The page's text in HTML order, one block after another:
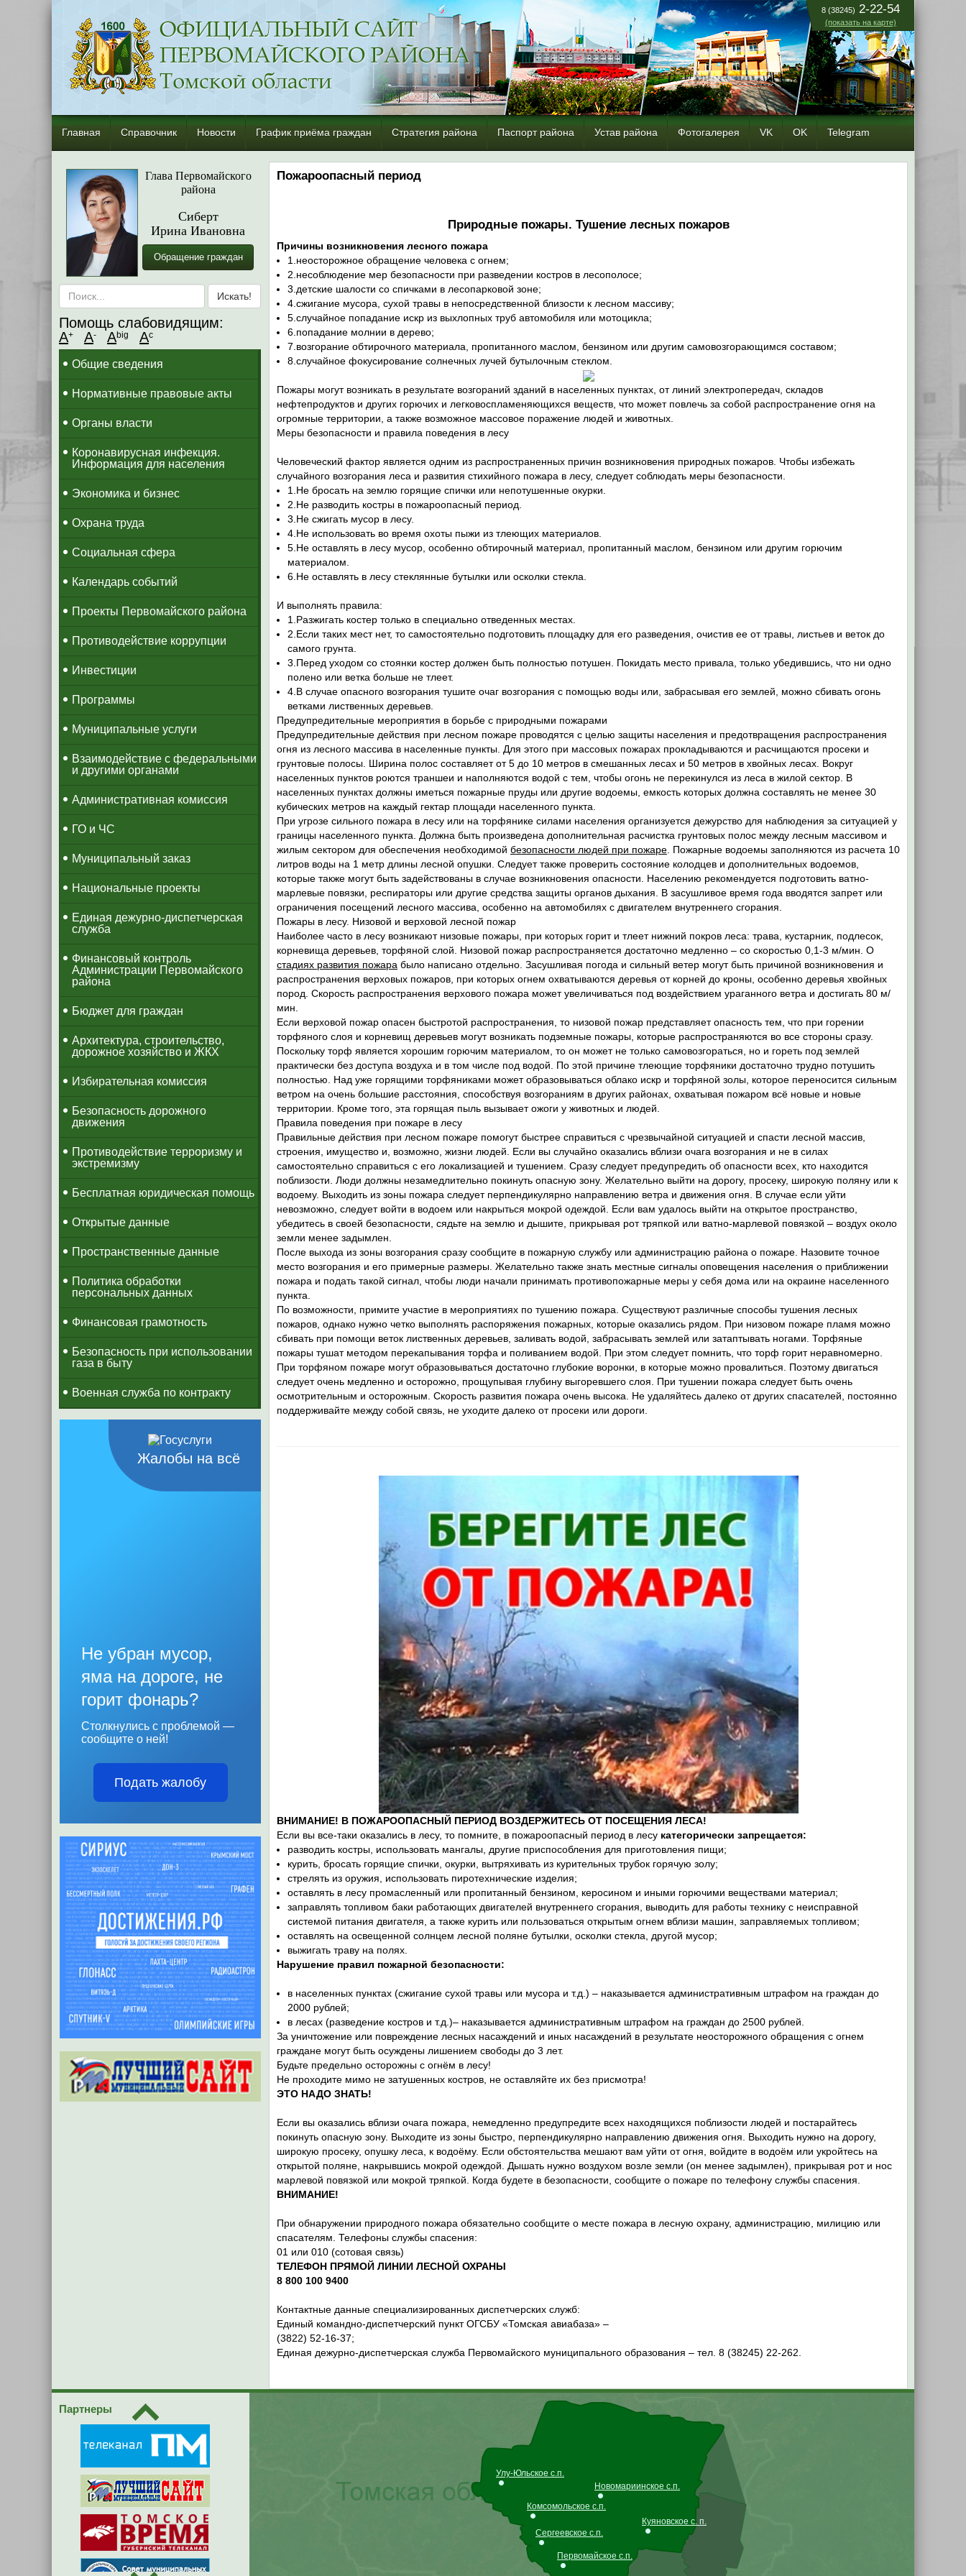
8 (38245) 2-22-54
(показать на карте)
Главная Справочник Новости График приёма граждан Стратегия района Паспорт района Устав района Фотогалерея VK OK Telegram
Глава Первомайского
района
Сиберт
Ирина Ивановна
Обращение граждан
Помощь слабовидящим:
A+ A- Abig Ac
Общие сведения
Нормативные правовые акты
Органы власти
Коронавирусная инфекция.
Информация для населения
Экономика и бизнес
Охрана труда
Социальная сфера
Календарь событий
Проекты Первомайского района
Противодействие коррупции
Инвестиции
Программы
Муниципальные услуги
Взаимодействие с федеральными
и другими органами
Административная комиссия
ГО и ЧС
Муниципальный заказ
Национальные проекты
​Единая дежурно-диспетчерская
служба
​Финансовый контроль
Администрации Первомайского
района
Бюджет для граждан
Архитектура, строительство,
дорожное хозяйство и ЖКХ
Избирательная комиссия
Безопасность дорожного
движения
Противодействие терроризму и
экстремизму
Бесплатная юридическая помощь
Открытые данные
Пространственные данные
Политика обработки
персональных данных
Финансовая грамотность
Безопасность при использовании
газа в быту
Военная служба по контракту
Жалобы на всё
Не убран мусор,
яма на дороге, не
горит фонарь?
Столкнулись с проблемой —
сообщите о ней!
Подать жалобу
Пожароопасный период
Природные пожары. Тушение лесных пожаров
Причины возникновения лесного пожара
1.неосторожное обращение человека с огнем;
2.несоблюдение мер безопасности при разведении костров в лесополосе;
3.детские шалости со спичками в лесопарковой зоне;
4.сжигание мусора, сухой травы в непосредственной близости к лесном массиву;
5.случайное попадание искр из выхлопных труб автомобиля или мотоцикла;
6.попадание молнии в дерево;
7.возгорание обтирочного материала, пропитанного маслом, бензином или другим самовозгорающимся составом;
8.случайное фокусирование солнечных лучей бутылочным стеклом.
Пожары могут возникать в результате возгораний зданий в населенных пунктах, от линий электропередач, складов
нефтепродуктов и других горючих и легковоспламеняющихся веществ, что может повлечь за собой распространение огня на
огромные территории, а также возможное массовое поражение людей и животных.
Меры безопасности и правила поведения в лесу
Человеческий фактор является одним из распространенных причин возникновения природных пожаров. Чтобы избежать
случайного возгорания леса и развития стихийного пожара в лесу, следует соблюдать меры безопасности.
1.Не бросать на землю горящие спички или непотушенные окурки.
2.Не разводить костры в пожароопасный период.
3.Не сжигать мусор в лесу.
4.Не использовать во время охоты пыжи из тлеющих материалов.
5.Не оставлять в лесу мусор, особенно обтирочный материал, пропитанный маслом, бензином или другим горючим
материалом.
6.Не оставлять в лесу стеклянные бутылки или осколки стекла.
И выполнять правила:
1.Разжигать костер только в специально отведенных местах.
2.Если таких мест нет, то самостоятельно подготовить площадку для его разведения, очистив ее от травы, листьев и веток до
самого грунта.
3.Перед уходом со стоянки костер должен быть полностью потушен. Покидать место привала, только убедившись, что ни одно
полено или ветка больше не тлеет.
4.В случае опасного возгорания тушите очаг возгорания с помощью воды или, забрасывая его землей, можно сбивать огонь
ветками лиственных деревьев.
Предупредительные мероприятия в борьбе с природными пожарами
Предупредительные действия при лесном пожаре проводятся с целью защиты населения и предотвращения распространения
огня из лесного массива в населенные пункты. Для этого при массовых пожарах прокладываются и расчищаются просеки и
грунтовые полосы. Ширина полос составляет от 5 до 10 метров в смешанных лесах и 50 метров в хвойных лесах. Вокруг
населенных пунктов роются траншеи и наполняются водой с тем, чтобы огонь не перекинулся из леса в жилой сектор. В
населенных пунктах должны иметься пожарные пруды или другие водоемы, емкость которых должна составлять не менее 30
кубических метров на каждый гектар площади населенного пункта.
При угрозе сильного пожара в лесу или на торфянике силами населения организуется дежурство для наблюдения за ситуацией у
границы населенного пункта. Должна быть произведена дополнительная расчистка грунтовых полос между лесным массивом и
жилым сектором для обеспечения необходимой безопасности людей при пожаре . Пожарные водоемы заполняются из расчета 10
литров воды на 1 метр длины лесной опушки. Следует также проверить состояние колодцев и дополнительных водоемов,
которые также могут быть задействованы в случае возникновения опасности. Населению рекомендуется подготовить ватно-
марлевые повязки, респираторы или другие средства защиты органов дыхания. В засушливое время года вводятся запрет или
ограничения посещений лесного массива, особенно на автомобилях с двигателем внутреннего сгорания.
Пожары в лесу. Низовой и верховой лесной пожар
Наиболее часто в лесу возникают низовые пожары, при которых горит и тлеет нижний покров леса: трава, кустарник, подлесок,
корневища деревьев, торфяной слой. Низовой пожар распространяется достаточно медленно – со скоростью 0,1-3 м/мин. О
стадиях развития пожара было написано отдельно. Засушливая погода и сильный ветер могут быть причиной возникновения и
распространения верховых пожаров, при которых огнем охватываются деревья от корней до кроны, особенно деревья хвойных
пород. Скорость распространения верхового пожара может увеличиваться под воздействием ураганного ветра и достигать 80 м/
мин.
Если верховой пожар опасен быстротой распространения, то низовой пожар представляет опасность тем, что при горении
торфяного слоя и корневищ деревьев могут возникать подземные пожары, которые распространяются во все стороны сразу.
Поскольку торф является хорошим горючим материалом, то он может не только самовозгораться, но и гореть под землей
практически без доступа воздуха и в том числе под водой. По этой причине тлеющие торфяники достаточно трудно потушить
полностью. Над уже горящими торфяниками может образовываться облако искр и торфяной золы, которое переносится сильным
ветром на очень большие расстояния, способствуя возгораниям в других районах, охватывая пожаром всё новые и новые
территории. Кроме того, эта горящая пыль вызывает ожоги у животных и людей.
Правила поведения при пожаре в лесу
Правильные действия при лесном пожаре помогут быстрее справиться с чрезвычайной ситуацией и спасти лесной массив,
строения, имущество и, возможно, жизни людей. Если вы случайно оказались вблизи очага возгорания и не в силах
самостоятельно справиться с его локализацией и тушением. Сразу следует предупредить об опасности всех, кто находится
поблизости. Люди должны незамедлительно покинуть опасную зону. Желательно выйти на дорогу, просеку, широкую поляну или к
водоему. Выходить из зоны пожара следует перпендикулярно направлению ветра и движения огня. В случае если уйти
невозможно, следует войти в водоем или накрыться мокрой одеждой. Если вам удалось выйти на открытое пространство,
убедитесь в своей безопасности, сядьте на землю и дышите, прикрывая рот тряпкой или ватно-марлевой повязкой – воздух около
земли менее задымлен.
После выхода из зоны возгорания сразу сообщите в пожарную службу или администрацию района о пожаре. Назовите точное
место возгорания и его примерные размеры. Желательно также знать местные сигналы оповещения населения о приближении
пожара и подать такой сигнал, чтобы люди начали принимать противопожарные меры у себя дома или на окраине населенного
пункта.
По возможности, примите участие в мероприятиях по тушению пожара. Существуют различные способы тушения лесных
пожаров, однако нужно четко выполнять распоряжения пожарных, которые оказались рядом. При низовом пожаре пламя можно
сбивать при помощи веток лиственных деревьев, заливать водой, забрасывать землей или затаптывать ногами. Торфяные
пожары тушат методом перекапывания торфа и поливанием водой. При этом следует помнить, что торф горит неравномерно.
При торфяном пожаре могут образовываться достаточно глубокие воронки, в которые можно провалиться. Поэтому двигаться
следует очень медленно и осторожно, прощупывая глубину выгоревшего слоя. При тушении пожара следует быть очень
осмотрительным и осторожным. Скорость развития пожара очень высока. Не удаляйтесь далеко от других спасателей, постоянно
поддерживайте между собой связь, не уходите далеко от просеки или дороги.
ВНИМАНИЕ! В ПОЖАРООПАСНЫЙ ПЕРИОД ВОЗДЕРЖИТЕСЬ ОТ ПОСЕЩЕНИЯ ЛЕСА!
Если вы все-таки оказались в лесу, то помните, в пожароопасный период в лесу категорически запрещается:
разводить костры, использовать мангалы, другие приспособления для приготовления пищи;
курить, бросать горящие спички, окурки, вытряхивать из курительных трубок горячую золу;
стрелять из оружия, использовать пиротехнические изделия;
оставлять в лесу промасленный или пропитанный бензином, керосином и иными горючими веществами материал;
заправлять топливом баки работающих двигателей внутреннего сгорания, выводить для работы технику с неисправной
системой питания двигателя, а также курить или пользоваться открытым огнем вблизи машин, заправляемых топливом;
оставлять на освещенной солнцем лесной поляне бутылки, осколки стекла, другой мусор;
выжигать траву на полях.
Нарушение правил пожарной безопасности:
в населенных пунктах (сжигание сухой травы или мусора и т.д.) – наказывается административным штрафом на граждан до
2000 рублей;
в лесах (разведение костров и т.д.)– наказывается административным штрафом на граждан до 2500 рублей.
За уничтожение или повреждение лесных насаждений и иных насаждений в результате неосторожного обращения с огнем
граждане могут быть осуждены лишением свободы до 3 лет.
Будьте предельно осторожны с огнём в лесу!
Не проходите мимо не затушенных костров, не оставляйте их без присмотра!
ЭТО НАДО ЗНАТЬ!
Если вы оказались вблизи очага пожара, немедленно предупредите всех находящихся поблизости людей и постарайтесь
покинуть опасную зону. Выходите из зоны быстро, перпендикулярно направлению движения огня. Выходить нужно на дорогу,
широкую просеку, опушку леса, к водоёму. Если обстоятельства мешают вам уйти от огня, войдите в водоём или укройтесь на
открытой поляне, накрывшись мокрой одеждой. Дышать нужно воздухом возле земли (он менее задымлен), прикрывая рот и нос
марлевой повязкой или мокрой тряпкой. Когда будете в безопасности, сообщите о пожаре по телефону службы спасения.
ВНИМАНИЕ!
При обнаружении природного пожара обязательно сообщите о месте пожара в лесную охрану, администрацию, милицию или
спасателям. Телефоны службы спасения:
01 или 010 (сотовая связь)
ТЕЛЕФОН ПРЯМОЙ ЛИНИИ ЛЕСНОЙ ОХРАНЫ
8 800 100 9400
Контактные данные специализированных диспетчерских служб:
Единый командно-диспетчерский пункт ОГСБУ «Томская авиабаза» –
(3822) 52-16-37;
Единая дежурно-диспетчерская служба Первомайского муниципального образования – тел. 8 (38245) 22-262.
Партнеры
Улу-Юльское с.п.
Новомариинское с.п.
Комсомольское с.п.
Куяновское с. п.
Сергеевское с.п.
Первомайское с.п.